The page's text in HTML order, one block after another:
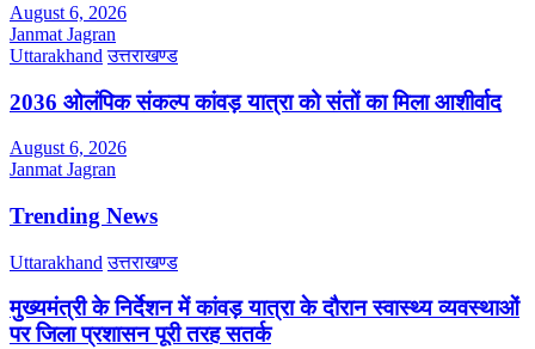
August 6, 2026
Janmat Jagran
Uttarakhand उत्तराखण्ड
2036 ओलंपिक संकल्प कांवड़ यात्रा को संतों का मिला आशीर्वाद
August 6, 2026
Janmat Jagran
Trending News
Uttarakhand उत्तराखण्ड
मुख्यमंत्री के निर्देशन में कांवड़ यात्रा के दौरान स्वास्थ्य व्यवस्थाओं
पर जिला प्रशासन पूरी तरह सतर्क